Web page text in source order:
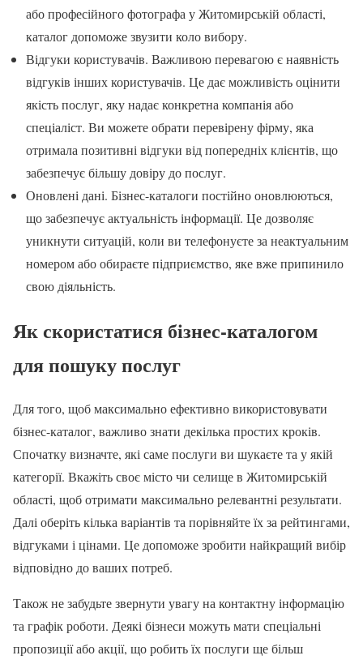
або професійного фотографа у Житомирській області,
каталог допоможе звузити коло вибору.
Відгуки користувачів. Важливою перевагою є наявність
відгуків інших користувачів. Це дає можливість оцінити
якість послуг, яку надає конкретна компанія або
спеціаліст. Ви можете обрати перевірену фірму, яка
отримала позитивні відгуки від попередніх клієнтів, що
забезпечує більшу довіру до послуг.
Оновлені дані. Бізнес-каталоги постійно оновлюються,
що забезпечує актуальність інформації. Це дозволяє
уникнути ситуацій, коли ви телефонуєте за неактуальним
номером або обираєте підприємство, яке вже припинило
свою діяльність.
Як скористатися бізнес-каталогом
для пошуку послуг
Для того, щоб максимально ефективно використовувати
бізнес-каталог, важливо знати декілька простих кроків.
Спочатку визначте, які саме послуги ви шукаєте та у якій
категорії. Вкажіть своє місто чи селище в Житомирській
області, щоб отримати максимально релевантні результати.
Далі оберіть кілька варіантів та порівняйте їх за рейтингами,
відгуками і цінами. Це допоможе зробити найкращий вибір
відповідно до ваших потреб.
Також не забудьте звернути увагу на контактну інформацію
та графік роботи. Деякі бізнеси можуть мати спеціальні
пропозиції або акції, що робить їх послуги ще більш